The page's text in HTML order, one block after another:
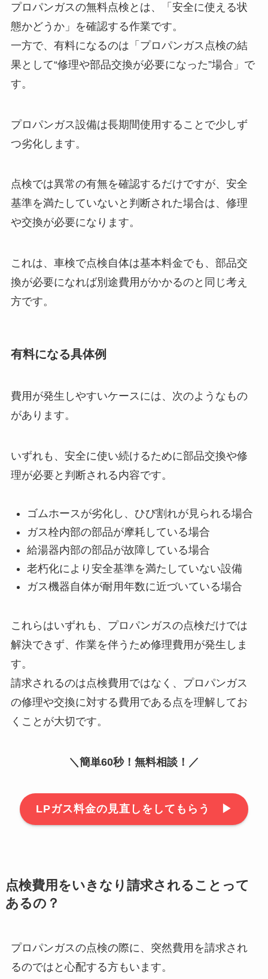
プロパンガスの無料点検とは、「安全に使える状
態かどうか」を確認する作業です。
一方で、有料になるのは「プロパンガス点検の結
果として“修理や部品交換が必要になった”場合」で
す。
プロパンガス設備は長期間使用することで少しず
つ劣化します。
点検では異常の有無を確認するだけですが、安全
基準を満たしていないと判断された場合は、修理
や交換が必要になります。
これは、車検で点検自体は基本料金でも、部品交
換が必要になれば別途費用がかかるのと同じ考え
方です。
有料になる具体例
費用が発生しやすいケースには、次のようなもの
があります。
いずれも、安全に使い続けるために部品交換や修
理が必要と判断される内容です。
ゴムホースが劣化し、ひび割れが見られる場合
ガス栓内部の部品が摩耗している場合
給湯器内部の部品が故障している場合
老朽化により安全基準を満たしていない設備
ガス機器自体が耐用年数に近づいている場合
これらはいずれも、プロパンガスの点検だけでは
解決できず、作業を伴うため修理費用が発生しま
す。
請求されるのは点検費用ではなく、プロパンガス
の修理や交換に対する費用である点を理解してお
くことが大切です。
＼簡単60秒！無料相談！／
LPガス料金の見直しをしてもらう ▶︎
点検費用をいきなり請求されることって
あるの？
プロパンガスの点検の際に、突然費用を請求され
るのではと心配する方もいます。